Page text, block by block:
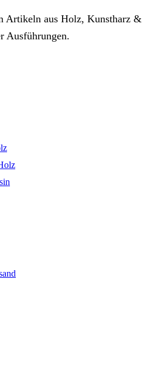
Artikeln aus Holz, Kunstharz &
Ausführungen.